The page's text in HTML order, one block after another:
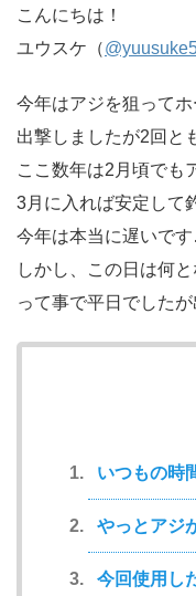
こんにちは！
ユウスケ（
今年はアジを狙ってホ
出撃しましたが2回と
ここ数年は2月頃でも
3月に入れば安定して
今年は本当に遅いです
しかし、この日は何
って事で平日でした
いつもの時
やっとアジ
今回使用し